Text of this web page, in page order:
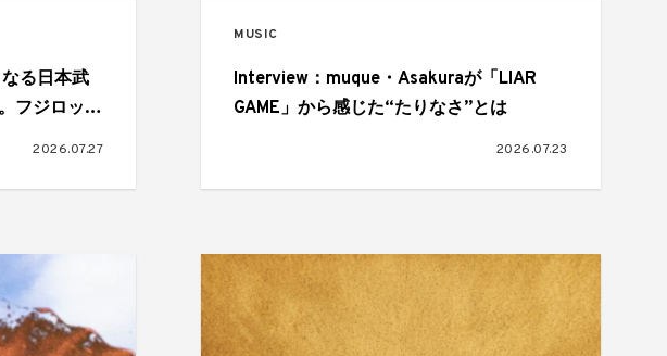
る日本武
フジロック
2026.07.27
MUSIC
Interview：muque・Asakuraが「LIAR
GAME」から感じた“たりなさ”とは
2026.07.23